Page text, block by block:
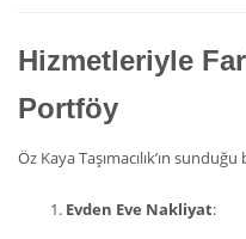
Hizmetleriyle
Portföy
Öz Kaya Taşımacılık’ın
Evden Eve Nakliyat: